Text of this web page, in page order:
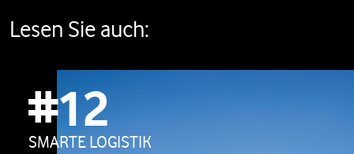
Lesen Sie auch:
#12
SMARTE LOGISTIK